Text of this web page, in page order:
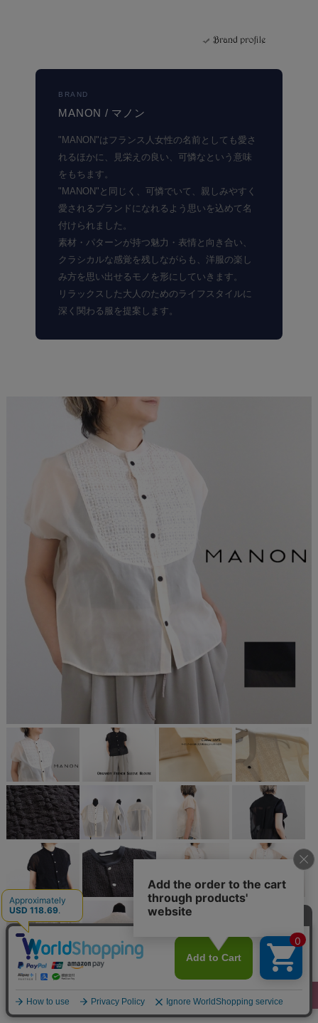
BRAND
MANON / マノン
"MANON"はフランス人女性の名前としても愛さ
れるほかに、見栄えの良い、可憐なという意味
をもちます。
"MANON"と同じく、可憐でいて、親しみやすく
愛されるブランドになれるよう思いを込めて名
付けられました。
素材・パターンが持つ魅力・表情と向き合い、
クラシカルな感覚を残しながらも、洋服の楽し
み方を思い出せるモノを形にしていきます。
リラックスした大人のためのライフスタイルに
深く関わる服を提案します。